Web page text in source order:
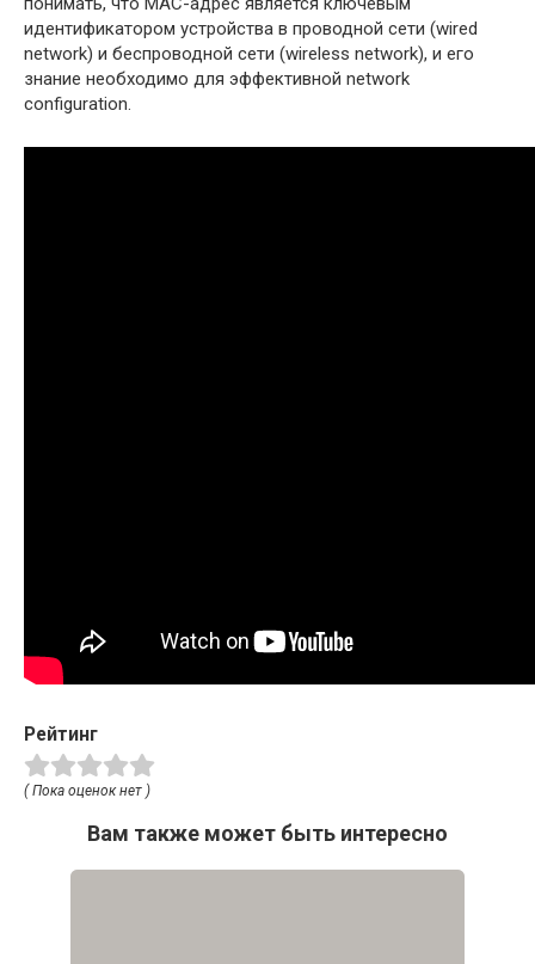
идентификатором устройства в проводной сети (wired
network) и беспроводной сети (wireless network), и его
знание необходимо для эффективной network
configuration.
Рейтинг
( Пока оценок нет )
Вам также может быть интересно